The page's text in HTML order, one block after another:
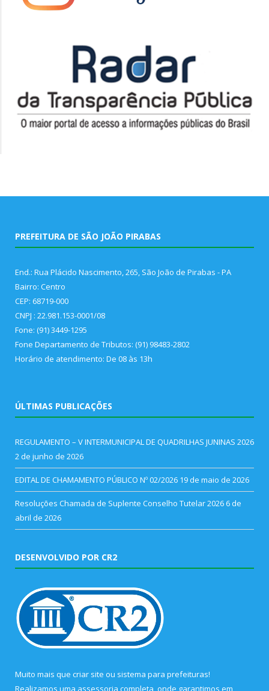
PREFEITURA DE SÃO JOÃO PIRABAS
End.: Rua Plácido Nascimento, 265, São João de Pirabas - PA
Bairro: Centro
CEP: 68719-000
CNPJ : 22.981.153-0001/08
Fone: (91) 3449-1295
Fone Departamento de Tributos: (91) 98483-2802
Horário de atendimento: De 08 às 13h
ÚLTIMAS PUBLICAÇÕES
REGULAMENTO – V INTERMUNICIPAL DE QUADRILHAS JUNINAS 2026
2 de junho de 2026
EDITAL DE CHAMAMENTO PÚBLICO Nº 02/2026 19 de maio de 2026
Resoluções Chamada de Suplente Conselho Tutelar 2026 6 de
abril de 2026
DESENVOLVIDO POR CR2
Muito mais que criar site ou sistema para prefeituras!
Realizamos uma assessoria completa, onde garantimos em